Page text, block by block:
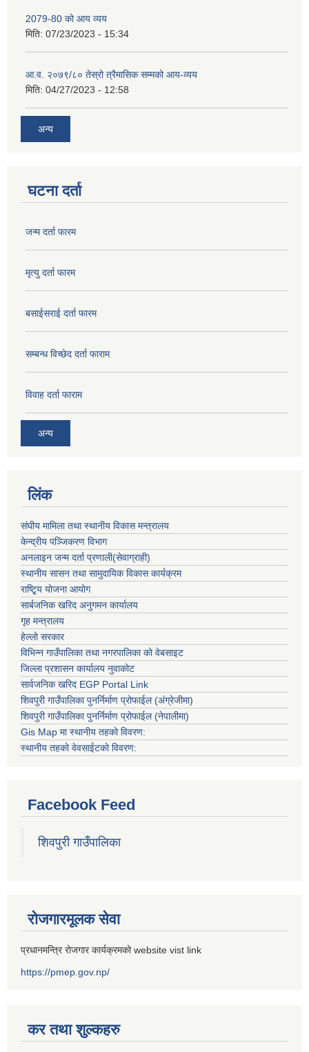
2079-80 को आय व्यय
मिति: 07/23/2023 - 15:34
आ.व. २०७९/८० तेस्रो त्रैमासिक सम्मको आय-व्यय
मिति: 04/27/2023 - 12:58
अन्य
घटना दर्ता
जन्म दर्ता फारम
मृत्यु दर्ता फारम
बसाईसराई दर्ता फारम
सम्बन्ध विच्छेद दर्ता फाराम
विवाह दर्ता फाराम
अन्य
लिंक
संघीय मामिला तथा स्थानीय विकास मन्त्रालय
केन्द्रीय पञ्जिकरण विभाग
अनलाइन जन्म दर्ता प्रणाली(सेवाग्राही)
स्थानीय सासन तथा सामुदायिक विकास कार्यक्रम
राष्टि्ृय योजना आयोग
सार्बजनिक खरिद अनुगमन कार्यालय
गृह मन्त्रालय
हेल्लो सरकार
विभिन्न गाउँपालिका तथा नगरपालिका को वेबसाइट
जिल्ला प्रशासन कार्यालय नुवाकोट
सार्वजनिक खरिद EGP Portal Link
शिवपुरी गाउँपालिका पुनर्निर्माण प्रोफाईल (अंग्रेजीमा)
शिवपुरी गाउँपालिका पुनर्निर्माण प्रोफाईल (नेपालीमा)
Gis Map मा स्थानीय तहको विवरण:
स्थानीय तहको वेवसाईटको विवरण:
Facebook Feed
शिवपुरी गाउँपालिका
रोजगारमूलक सेवा
प्रधानमन्त्रि रोजगार कार्यक्रमको website vist link
https://pmep.gov.np/
कर तथा शुल्कहरु